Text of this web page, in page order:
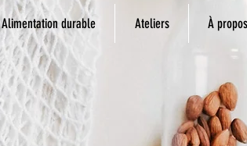
Alimentation durable Ateliers À propos